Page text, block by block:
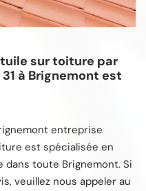
sur toiture par
à Brignemont est
entreprise
est spécialisée en
toute Brignemont. Si
veuillez nous appeler au